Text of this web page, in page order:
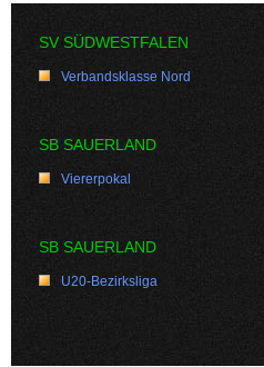
SV SÜDWESTFALEN
Verbandsklasse Nord
SB SAUERLAND
Viererpokal
SB SAUERLAND
U20-Bezirksliga